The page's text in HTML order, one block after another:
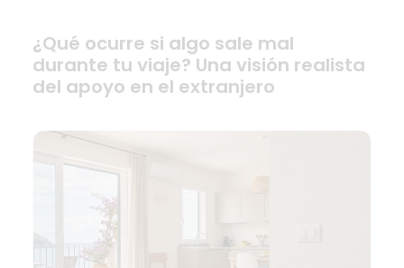
¿Qué ocurre si algo sale mal
durante tu viaje? Una visión realista
del apoyo en el extranjero